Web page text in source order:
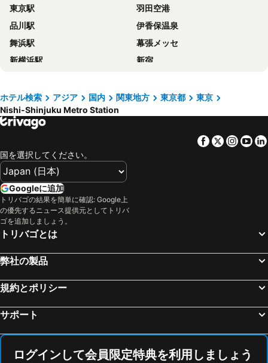
Maihama View Hotel by HULIC
アワーズイン阪急
フレックステイイン新浦安
ザ ロイヤルパークホテル 舞浜リゾート 東京ベイ
ニューオータニ イン東京
浦安サンホテル
新宿ワシントンホテル 本館
東急ステイ 水道橋
ヴィアイン飯田橋後楽園
ファーイーストビレッジホテル東京有明
東京ステーションホテル
ヴィアイン秋葉原
都市センターホテル
hotel MONday Premium 豊洲
東京シティービューホテル
帝国ホテル
ホテルメトロポリタン東京池袋
ドーミーイン後楽園
ホテルＪＡＬシティ羽田東京
東横INN品川港南口天王洲アイル
ラビスタ東京ベイ（共立リゾート）
APA Hotel Tokyo Nishikasai Ekimae
ホテルローズガーデン新宿
ヒルトン東京
ダイワロイネットホテル西新宿
WPÜ 新宿東京
かどやホテル
東京駅
羽田空港
品川駅
伊香保温泉
舞浜駅
幕張メッセ
新横浜駅
新宿
上野駅
鬼怒川温泉
横浜駅
大宮駅
長野駅
みなとみらい駅
東京ビッグサイト
海浜幕張駅
東京ドームシティ
新橋駅
幕張駅
静岡駅
浜松町駅
成田国際空港
豊洲駅
横浜中華街
江ノ島駅
水道橋駅
ホテル検索 アジア 国内 関東地方 東京都
東京
Nishi-Shinjuku Metro Station
Facebook
Twitter
国を選択してください。
Googleに追加
トリバゴの結果を簡単に確認: Google上
の優先するニュース提供元としてトリバ
ゴを追加しましょう。
トリバゴとは
弊社の製品
規約とポリシー
サポート
ログインして会員限定特典を利用しましょう